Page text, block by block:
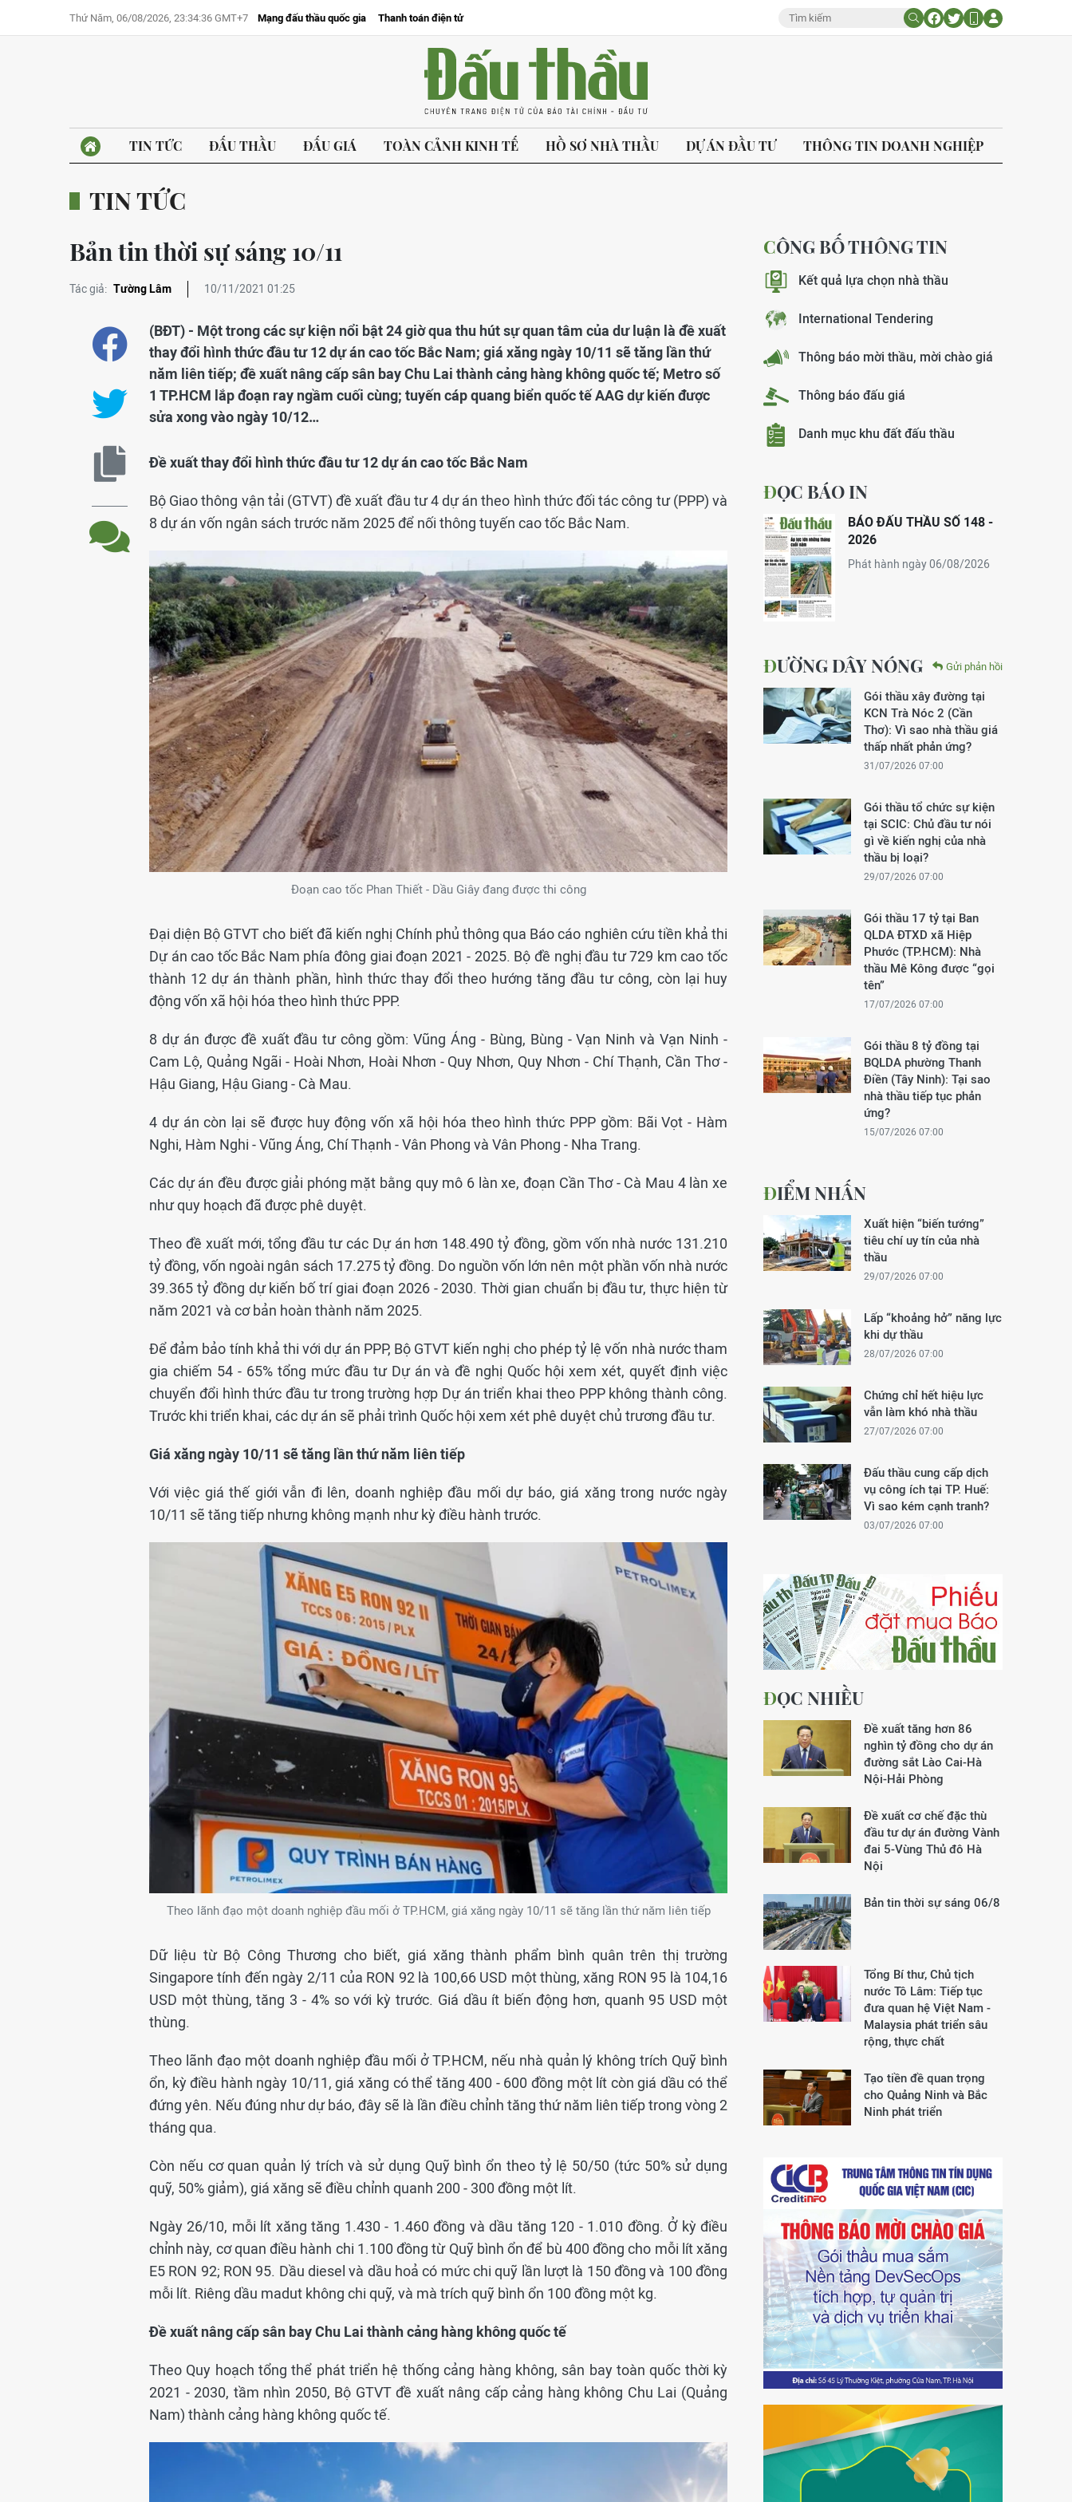
Thứ Năm, 06/08/2026, 23:34:36 GMT+7 Mạng đấu thầu quốc gia Thanh toán điện tử
TIN TỨC ĐẤU THẦU ĐẤU GIÁ TOÀN CẢNH KINH TẾ HỒ SƠ NHÀ THẦU DỰ ÁN ĐẦU TƯ THÔNG TIN DOANH NGHIỆP
TIN TỨC
Bản tin thời sự sáng 10/11
Tác giả: Tường Lâm 10/11/2021 01:25
(BĐT) - Một trong các sự kiện nổi bật 24 giờ qua thu hút sự quan tâm của dư luận là đề xuất
thay đổi hình thức đầu tư 12 dự án cao tốc Bắc Nam; giá xăng ngày 10/11 sẽ tăng lần thứ
năm liên tiếp; đề xuất nâng cấp sân bay Chu Lai thành cảng hàng không quốc tế; Metro số
1 TP.HCM lắp đoạn ray ngầm cuối cùng; tuyến cáp quang biển quốc tế AAG dự kiến được
sửa xong vào ngày 10/12…
Đề xuất thay đổi hình thức đầu tư 12 dự án cao tốc Bắc Nam
Bộ Giao thông vận tải (GTVT) đề xuất đầu tư 4 dự án theo hình thức đối tác công tư (PPP) và
8 dự án vốn ngân sách trước năm 2025 để nối thông tuyến cao tốc Bắc Nam.
Đoạn cao tốc Phan Thiết - Dầu Giây đang được thi công
Đại diện Bộ GTVT cho biết đã kiến nghị Chính phủ thông qua Báo cáo nghiên cứu tiền khả thi
Dự án cao tốc Bắc Nam phía đông giai đoạn 2021 - 2025. Bộ đề nghị đầu tư 729 km cao tốc
thành 12 dự án thành phần, hình thức thay đổi theo hướng tăng đầu tư công, còn lại huy
động vốn xã hội hóa theo hình thức PPP.
8 dự án được đề xuất đầu tư công gồm: Vũng Áng - Bùng, Bùng - Vạn Ninh và Vạn Ninh -
Cam Lộ, Quảng Ngãi - Hoài Nhơn, Hoài Nhơn - Quy Nhơn, Quy Nhơn - Chí Thạnh, Cần Thơ -
Hậu Giang, Hậu Giang - Cà Mau.
4 dự án còn lại sẽ được huy động vốn xã hội hóa theo hình thức PPP gồm: Bãi Vọt - Hàm
Nghi, Hàm Nghi - Vũng Áng, Chí Thạnh - Vân Phong và Vân Phong - Nha Trang.
Các dự án đều được giải phóng mặt bằng quy mô 6 làn xe, đoạn Cần Thơ - Cà Mau 4 làn xe
như quy hoạch đã được phê duyệt.
Theo đề xuất mới, tổng đầu tư các Dự án hơn 148.490 tỷ đồng, gồm vốn nhà nước 131.210
tỷ đồng, vốn ngoài ngân sách 17.275 tỷ đồng. Do nguồn vốn lớn nên một phần vốn nhà nước
39.365 tỷ đồng dự kiến bố trí giai đoạn 2026 - 2030. Thời gian chuẩn bị đầu tư, thực hiện từ
năm 2021 và cơ bản hoàn thành năm 2025.
Để đảm bảo tính khả thi với dự án PPP, Bộ GTVT kiến nghị cho phép tỷ lệ vốn nhà nước tham
gia chiếm 54 - 65% tổng mức đầu tư Dự án và đề nghị Quốc hội xem xét, quyết định việc
chuyển đổi hình thức đầu tư trong trường hợp Dự án triển khai theo PPP không thành công.
Trước khi triển khai, các dự án sẽ phải trình Quốc hội xem xét phê duyệt chủ trương đầu tư.
Giá xăng ngày 10/11 sẽ tăng lần thứ năm liên tiếp
Với việc giá thế giới vẫn đi lên, doanh nghiệp đầu mối dự báo, giá xăng trong nước ngày
10/11 sẽ tăng tiếp nhưng không mạnh như kỳ điều hành trước.
Theo lãnh đạo một doanh nghiệp đầu mối ở TP.HCM, giá xăng ngày 10/11 sẽ tăng lần thứ năm liên tiếp
Dữ liệu từ Bộ Công Thương cho biết, giá xăng thành phẩm bình quân trên thị trường
Singapore tính đến ngày 2/11 của RON 92 là 100,66 USD một thùng, xăng RON 95 là 104,16
USD một thùng, tăng 3 - 4% so với kỳ trước. Giá dầu ít biến động hơn, quanh 95 USD một
thùng.
Theo lãnh đạo một doanh nghiệp đầu mối ở TP.HCM, nếu nhà quản lý không trích Quỹ bình
ổn, kỳ điều hành ngày 10/11, giá xăng có thể tăng 400 - 600 đồng một lít còn giá dầu có thể
đứng yên. Nếu đúng như dự báo, đây sẽ là lần điều chỉnh tăng thứ năm liên tiếp trong vòng 2
tháng qua.
Còn nếu cơ quan quản lý trích và sử dụng Quỹ bình ổn theo tỷ lệ 50/50 (tức 50% sử dụng
quỹ, 50% giảm), giá xăng sẽ điều chỉnh quanh 200 - 300 đồng một lít.
Ngày 26/10, mỗi lít xăng tăng 1.430 - 1.460 đồng và dầu tăng 120 - 1.010 đồng. Ở kỳ điều
chỉnh này, cơ quan điều hành chi 1.100 đồng từ Quỹ bình ổn để bù 400 đồng cho mỗi lít xăng
E5 RON 92; RON 95. Dầu diesel và dầu hoả có mức chi quỹ lần lượt là 150 đồng và 100 đồng
mỗi lít. Riêng dầu madut không chi quỹ, và mà trích quỹ bình ổn 100 đồng một kg.
Đề xuất nâng cấp sân bay Chu Lai thành cảng hàng không quốc tế
Theo Quy hoạch tổng thể phát triển hệ thống cảng hàng không, sân bay toàn quốc thời kỳ
2021 - 2030, tầm nhìn 2050, Bộ GTVT đề xuất nâng cấp cảng hàng không Chu Lai (Quảng
Nam) thành cảng hàng không quốc tế.
CÔNG BỐ THÔNG TIN
Kết quả lựa chọn nhà thầu
International Tendering
Thông báo mời thầu, mời chào giá
Thông báo đấu giá
Danh mục khu đất đấu thầu
ĐỌC BÁO IN
BÁO ĐẤU THẦU SỐ 148 -
2026
Phát hành ngày 06/08/2026
ĐƯỜNG DÂY NÓNG Gửi phản hồi
Gói thầu xây đường tại
KCN Trà Nóc 2 (Cần
Thơ): Vì sao nhà thầu giá
thấp nhất phản ứng?
31/07/2026 07:00
Gói thầu tổ chức sự kiện
tại SCIC: Chủ đầu tư nói
gì về kiến nghị của nhà
thầu bị loại?
29/07/2026 07:00
Gói thầu 17 tỷ tại Ban
QLDA ĐTXD xã Hiệp
Phước (TP.HCM): Nhà
thầu Mê Kông được “gọi
tên”
17/07/2026 07:00
Gói thầu 8 tỷ đồng tại
BQLDA phường Thanh
Điền (Tây Ninh): Tại sao
nhà thầu tiếp tục phản
ứng?
15/07/2026 07:00
ĐIỂM NHẤN
Xuất hiện “biến tướng”
tiêu chí uy tín của nhà
thầu
29/07/2026 07:00
Lấp “khoảng hở” năng lực
khi dự thầu
28/07/2026 07:00
Chứng chỉ hết hiệu lực
vẫn làm khó nhà thầu
27/07/2026 07:00
Đấu thầu cung cấp dịch
vụ công ích tại TP. Huế:
Vì sao kém cạnh tranh?
03/07/2026 07:00
ĐỌC NHIỀU
Đề xuất tăng hơn 86
nghìn tỷ đồng cho dự án
đường sắt Lào Cai-Hà
Nội-Hải Phòng
Đề xuất cơ chế đặc thù
đầu tư dự án đường Vành
đai 5-Vùng Thủ đô Hà
Nội
Bản tin thời sự sáng 06/8
Tổng Bí thư, Chủ tịch
nước Tô Lâm: Tiếp tục
đưa quan hệ Việt Nam -
Malaysia phát triển sâu
rộng, thực chất
Tạo tiền đề quan trọng
cho Quảng Ninh và Bắc
Ninh phát triển